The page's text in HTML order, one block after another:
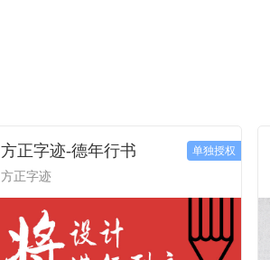
方正字迹-德年行书
方正字迹
单独授权